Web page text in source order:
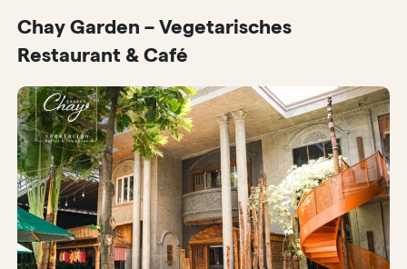
Chay Garden – Vegetarisches
Restaurant & Café